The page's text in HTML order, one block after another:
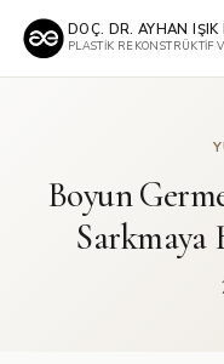
DOÇ. DR. AYHAN IŞIK
PLASTIK REKONSTRÜKTIF
Boyun
Sarkmaya